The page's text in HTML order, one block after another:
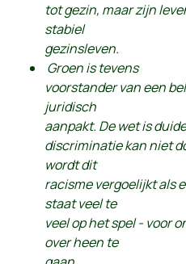
tot gezin, maar zijn
stabiel
gezinsleven.
Groen is tevens
voorstander van een
juridisch
aanpakt. De wet is
discriminatie kan niet
wordt dit
racisme vergoelijkt als
staat veel te
veel op het spel - voor
over heen te